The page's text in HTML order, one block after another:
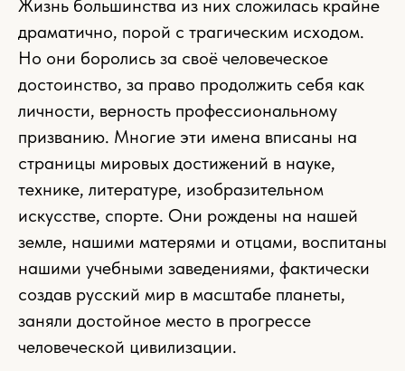
Жизнь большинства из них сложилась крайне
драматично, порой с трагическим исходом.
Но они боролись за своё человеческое
достоинство, за право продолжить себя как
личности, верность профессиональному
призванию. Многие эти имена вписаны на
страницы мировых достижений в науке,
технике, литературе, изобразительном
искусстве, спорте. Они рождены на нашей
земле, нашими матерями и отцами, воспитаны
нашими учебными заведениями, фактически
создав русский мир в масштабе планеты,
заняли достойное место в прогрессе
человеческой цивилизации.